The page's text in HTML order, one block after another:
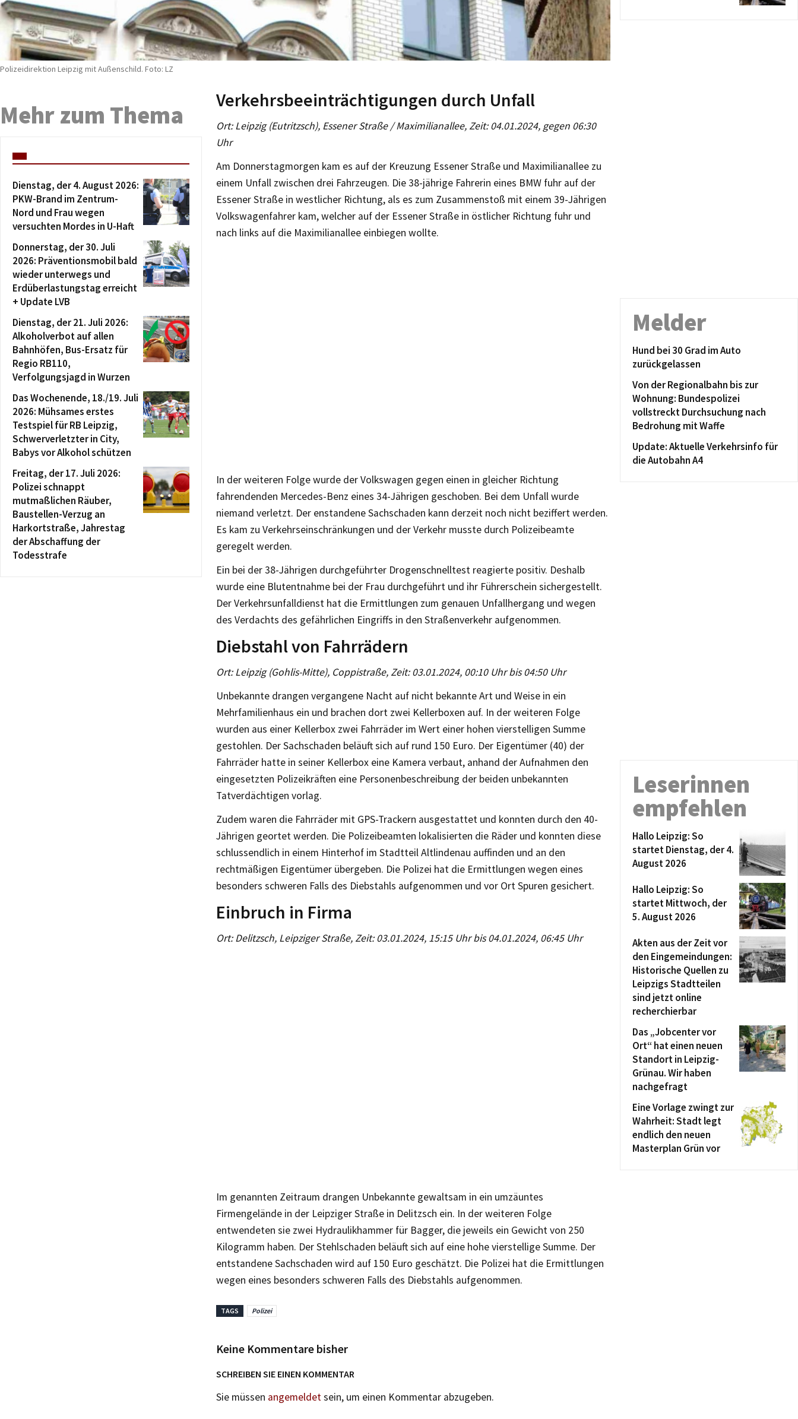
Polizeidirektion Leipzig mit Außenschild. Foto: LZ
Verkehrsbeeinträchtigungen durch Unfall
Ort: Leipzig (Eutritzsch), Essener Straße / Maximilianallee, Zeit: 04.01.2024, gegen 06:30
Uhr
Am Donnerstagmorgen kam es auf der Kreuzung Essener Straße und Maximilianallee zu
einem Unfall zwischen drei Fahrzeugen. Die 38-jährige Fahrerin eines BMW fuhr auf der
Essener Straße in westlicher Richtung, als es zum Zusammenstoß mit einem 39-Jährigen
Volkswagenfahrer kam, welcher auf der Essener Straße in östlicher Richtung fuhr und
nach links auf die Maximilianallee einbiegen wollte.
In der weiteren Folge wurde der Volkswagen gegen einen in gleicher Richtung
fahrendenden Mercedes-Benz eines 34-Jährigen geschoben. Bei dem Unfall wurde
niemand verletzt. Der enstandene Sachschaden kann derzeit noch nicht beziffert werden.
Es kam zu Verkehrseinschränkungen und der Verkehr musste durch Polizeibeamte
geregelt werden.
Ein bei der 38-Jährigen durchgeführter Drogenschnelltest reagierte positiv. Deshalb
wurde eine Blutentnahme bei der Frau durchgeführt und ihr Führerschein sichergestellt.
Der Verkehrsunfalldienst hat die Ermittlungen zum genauen Unfallhergang und wegen
des Verdachts des gefährlichen Eingriffs in den Straßenverkehr aufgenommen.
Diebstahl von Fahrrädern
Ort: Leipzig (Gohlis-Mitte), Coppistraße, Zeit: 03.01.2024, 00:10 Uhr bis 04:50 Uhr
Unbekannte drangen vergangene Nacht auf nicht bekannte Art und Weise in ein
Mehrfamilienhaus ein und brachen dort zwei Kellerboxen auf. In der weiteren Folge
wurden aus einer Kellerbox zwei Fahrräder im Wert einer hohen vierstelligen Summe
gestohlen. Der Sachschaden beläuft sich auf rund 150 Euro. Der Eigentümer (40) der
Fahrräder hatte in seiner Kellerbox eine Kamera verbaut, anhand der Aufnahmen den
eingesetzten Polizeikräften eine Personenbeschreibung der beiden unbekannten
Tatverdächtigen vorlag.
Zudem waren die Fahrräder mit GPS-Trackern ausgestattet und konnten durch den 40-
Jährigen geortet werden. Die Polizeibeamten lokalisierten die Räder und konnten diese
schlussendlich in einem Hinterhof im Stadtteil Altlindenau auffinden und an den
rechtmäßigen Eigentümer übergeben. Die Polizei hat die Ermittlungen wegen eines
besonders schweren Falls des Diebstahls aufgenommen und vor Ort Spuren gesichert.
Einbruch in Firma
Ort: Delitzsch, Leipziger Straße, Zeit: 03.01.2024, 15:15 Uhr bis 04.01.2024, 06:45 Uhr
Im genannten Zeitraum drangen Unbekannte gewaltsam in ein umzäuntes
Firmengelände in der Leipziger Straße in Delitzsch ein. In der weiteren Folge
entwendeten sie zwei Hydraulikhammer für Bagger, die jeweils ein Gewicht von 250
Kilogramm haben. Der Stehlschaden beläuft sich auf eine hohe vierstellige Summe. Der
entstandene Sachschaden wird auf 150 Euro geschätzt. Die Polizei hat die Ermittlungen
wegen eines besonders schweren Falls des Diebstahls aufgenommen.
TAGS Polizei
Keine Kommentare bisher
SCHREIBEN SIE EINEN KOMMENTAR
Sie müssen angemeldetsein, um einen Kommentar abzugeben.
Mehr zum Thema
Dienstag, der 4. August 2026:
PKW-Brand im Zentrum-
Nord und Frau wegen
versuchten Mordes in U-Haft
Donnerstag, der 30. Juli
2026: Präventionsmobil bald
wieder unterwegs und
Erdüberlastungstag erreicht
+ Update LVB
Dienstag, der 21. Juli 2026:
Alkoholverbot auf allen
Bahnhöfen, Bus-Ersatz für
Regio RB110,
Verfolgungsjagd in Wurzen
Das Wochenende, 18./19. Juli
2026: Mühsames erstes
Testspiel für RB Leipzig,
Schwerverletzter in City,
Babys vor Alkohol schützen
Freitag, der 17. Juli 2026:
Polizei schnappt
mutmaßlichen Räuber,
Baustellen-Verzug an
Harkortstraße, Jahrestag
der Abschaffung der
Todesstrafe
Melder
Hund bei 30 Grad im Auto
zurückgelassen
Von der Regionalbahn bis zur
Wohnung: Bundespolizei
vollstreckt Durchsuchung nach
Bedrohung mit Waffe
Update: Aktuelle Verkehrsinfo für
die Autobahn A4
Leserinnen
empfehlen
Hallo Leipzig: So
startet Dienstag, der 4.
August 2026
Hallo Leipzig: So
startet Mittwoch, der
5. August 2026
Akten aus der Zeit vor
den Eingemeindungen:
Historische Quellen zu
Leipzigs Stadtteilen
sind jetzt online
recherchierbar
Das „Jobcenter vor
Ort“ hat einen neuen
Standort in Leipzig-
Grünau. Wir haben
nachgefragt
Eine Vorlage zwingt zur
Wahrheit: Stadt legt
endlich den neuen
Masterplan Grün vor